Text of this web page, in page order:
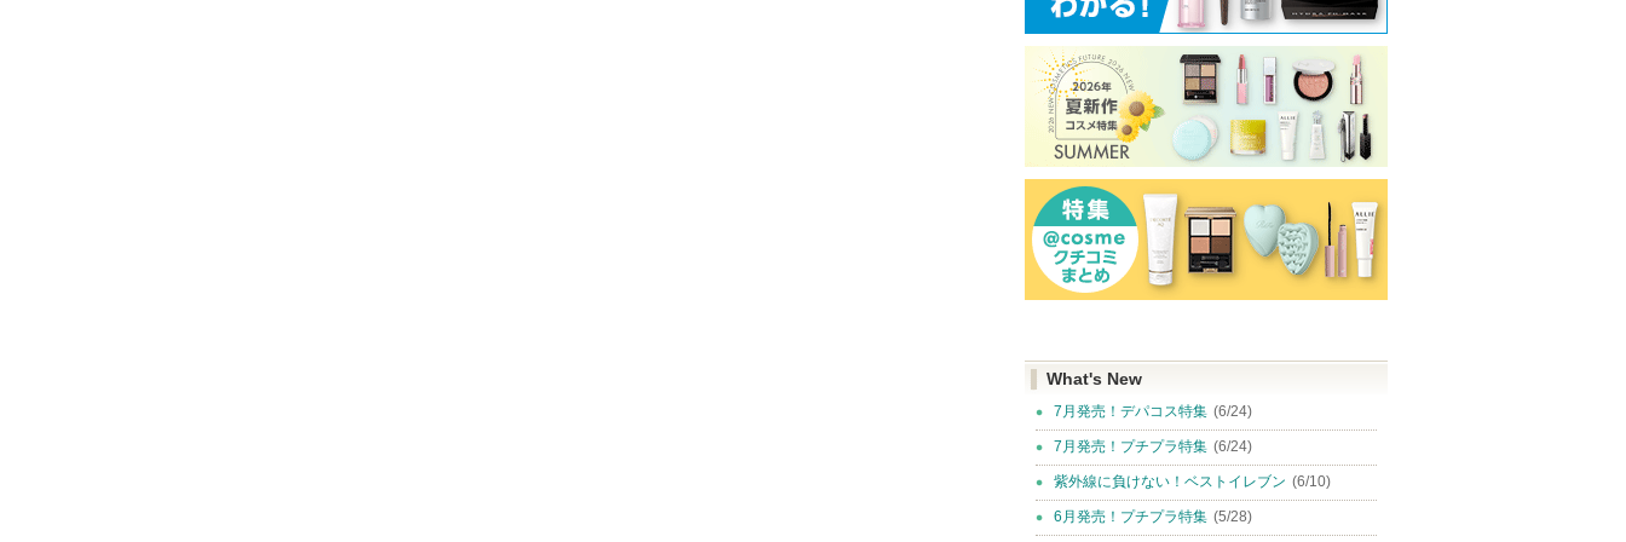
What's New
7月発売！デパコス特集 (6/24)
7月発売！プチプラ特集 (6/24)
紫外線に負けない！ベストイレブン (6/10)
6月発売！プチプラ特集 (5/28)